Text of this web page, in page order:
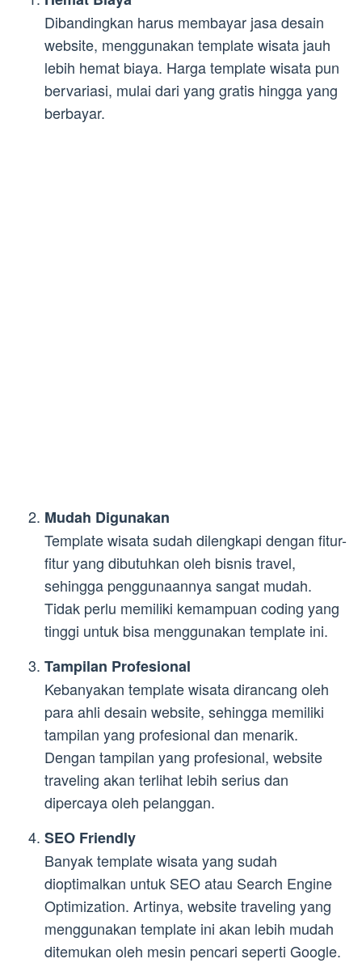
Dibandingkan harus membayar jasa desain
website, menggunakan template wisata jauh
lebih hemat biaya. Harga template wisata pun
bervariasi, mulai dari yang gratis hingga yang
berbayar.
Mudah Digunakan
Template wisata sudah dilengkapi dengan fitur-
fitur yang dibutuhkan oleh bisnis travel,
sehingga penggunaannya sangat mudah.
Tidak perlu memiliki kemampuan coding yang
tinggi untuk bisa menggunakan template ini.
Tampilan Profesional
Kebanyakan template wisata dirancang oleh
para ahli desain website, sehingga memiliki
tampilan yang profesional dan menarik.
Dengan tampilan yang profesional, website
traveling akan terlihat lebih serius dan
dipercaya oleh pelanggan.
SEO Friendly
Banyak template wisata yang sudah
dioptimalkan untuk SEO atau Search Engine
Optimization. Artinya, website traveling yang
menggunakan template ini akan lebih mudah
ditemukan oleh mesin pencari seperti Google.